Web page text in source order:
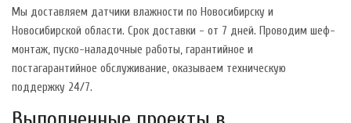
Мы доставляем датчики влажности по Новосибирску и
Новосибирской области. Срок доставки - от 7 дней. Проводим шеф-
монтаж, пуско-наладочные работы, гарантийное и
постагарантийное обслуживание, оказываем техническую
поддержку 24/7.